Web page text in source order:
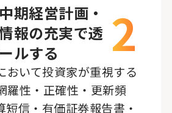
期経営計画・
報の充実で透
ルする
2
おいて投資家が重視する
羅性・正確性・更新頻
短信・有価証券報告書・